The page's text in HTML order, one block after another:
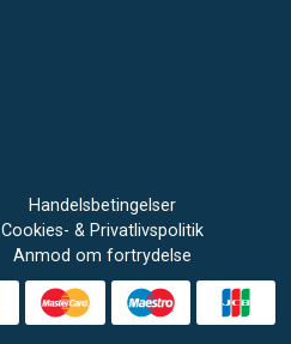
Handelsbetingelser
Cookies- & Privatlivspolitik
Anmod om fortrydelse